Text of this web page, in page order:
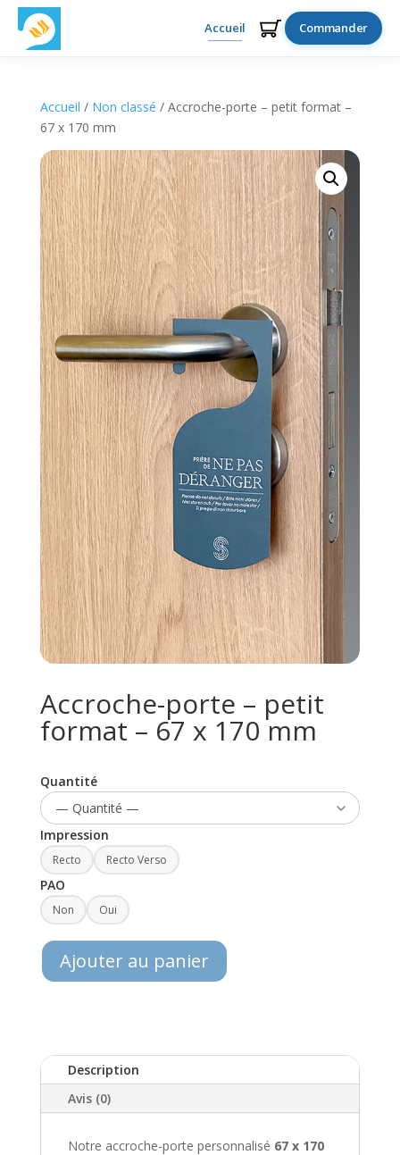
Accueil Commander
Accueil / Non classé / Accroche-porte – petit format –
67 x 170 mm
Accroche-porte – petit
format – 67 x 170 mm
Quantité
Impression
Recto Recto Verso
PAO
Non Oui
Ajouter au panier
Description
Avis (0)
Notre accroche-porte personnalisé 67 x 170